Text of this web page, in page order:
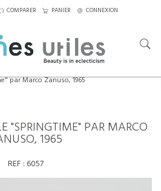
COMPARER PANIER CONNEXION
par Marco Zanuso, 1965
"SPRINGTIME" PAR MARCO
1965
REF : 6057